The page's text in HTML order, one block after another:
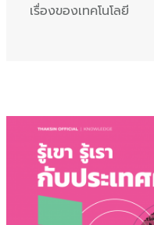
เรื่องของเทคโนโลยี